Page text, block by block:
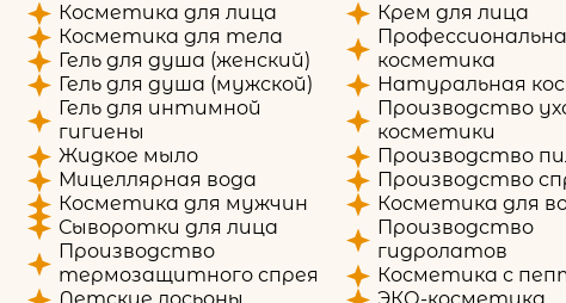
Косметика для лица
Косметика для тела
Гель для душа (женский)
Гель для душа (мужской)
Гель для интимной
гигиены
Жидкое мыло
Мицеллярная вода
Косметика для мужчин
Сыворотки для лица
Производство
термозащитного спрея
Крем для лица
косметика
Натуральная
Производство
косметики
Производство
Производство
Косметика для
Производство
гидролатов
Косметика с